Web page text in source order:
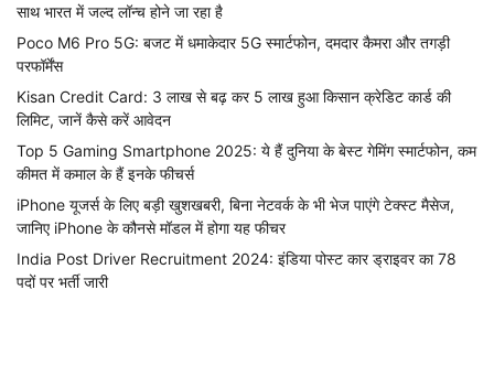
साथ भारत में जल्द लॉन्च होने जा रहा है
Poco M6 Pro 5G: बजट में धमाकेदार 5G स्मार्टफोन, दमदार कैमरा और तगड़ी
परफॉर्मेंस
Kisan Credit Card: 3 लाख से बढ़ कर 5 लाख हुआ किसान क्रेडिट कार्ड की
लिमिट, जानें कैसे करें आवेदन
Top 5 Gaming Smartphone 2025: ये हैं दुनिया के बेस्ट गेमिंग स्मार्टफोन, कम
कीमत में कमाल के हैं इनके फीचर्स
iPhone यूजर्स के लिए बड़ी खुशखबरी, बिना नेटवर्क के भी भेज पाएंगे टेक्स्ट मैसेज,
जानिए iPhone के कौनसे मॉडल में होगा यह फीचर
India Post Driver Recruitment 2024: इंडिया पोस्ट कार ड्राइवर का 78
पदों पर भर्ती जारी